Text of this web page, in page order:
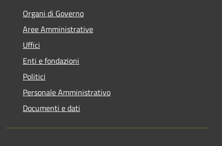
Organi di Governo
Aree Amministrative
Uffici
Enti e fondazioni
Politici
Personale Amministrativo
Documenti e dati